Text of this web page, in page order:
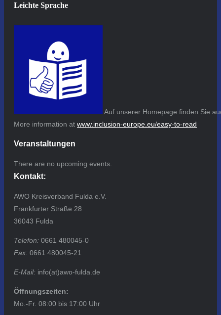
Leichte Sprache
Auf unserer Homepage finden Sie
More information at www.inclusion-europe.eu/easy-to-read
Veranstaltungen
There are no upcoming events.
Kontakt:
AWO Kreisverband Fulda e.V.
Frankfurter Straße 28
36043 Fulda
Telefon: 0661 480045-0
Fax: 0661 480045-21
E-Mail: info(at)awo-fulda.de
Öffnungszeiten:
Mo.-Fr. 08:00 bis 17:00 Uhr